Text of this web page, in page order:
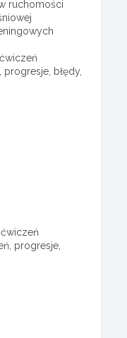
ruchomości
błędy,
ćwiczeń
progresje,